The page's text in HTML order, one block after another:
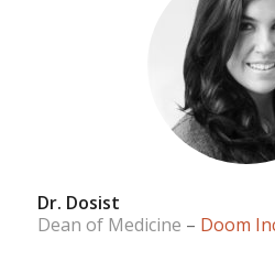
Dr. Dosist
Dean of Medicine – Doom